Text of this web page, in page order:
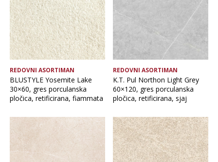
REDOVNI ASORTIMAN
BLUSTYLE Yosemite Lake
30×60, gres porculanska
pločica, retificirana, fiammata
REDOVNI ASORTIMAN
K.T. Pul Northon Light Grey
60×120, gres porculanska
pločica, retificirana, sjaj